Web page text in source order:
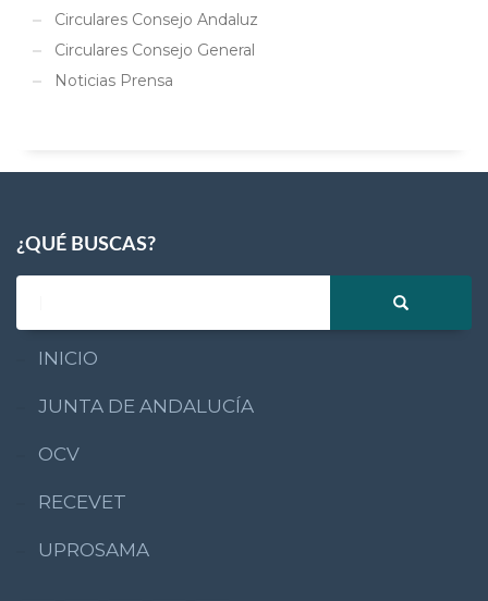
Circulares Consejo Andaluz
Circulares Consejo General
Noticias Prensa
¿QUÉ BUSCAS?
INICIO
JUNTA DE ANDALUCÍA
OCV
RECEVET
UPROSAMA